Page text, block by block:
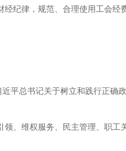
经纪律，规范、合理使用工会经
近平总书记关于树立和践行正确
领、维权服务、民主管理、职工